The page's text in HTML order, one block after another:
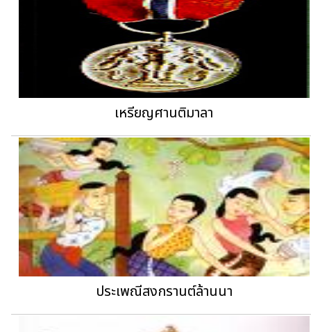
เหรียญศานติมาลา
ประเพณีสงกรานต์ล้านนา